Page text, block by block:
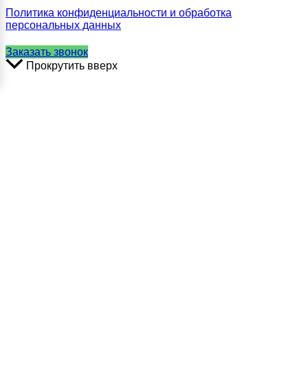
Политика конфиденциальности и обработка
персональных данных
Заказать звонок
Прокрутить вверх